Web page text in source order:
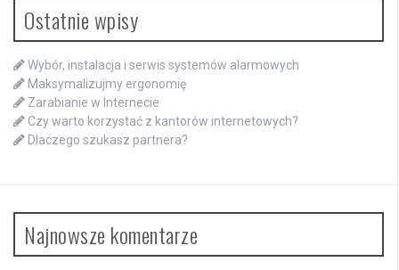
Ostatnie wpisy
Wybór, instalacja i serwis systemów alarmowych
Maksymalizujmy ergonomię
Zarabianie w Internecie
Czy warto korzystać z kantorów internetowych?
Dlaczego szukasz partnera?
Najnowsze komentarze